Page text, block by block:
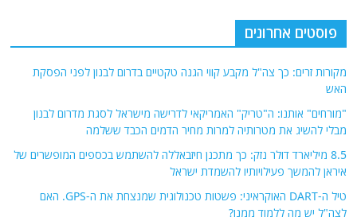
פוסטים אחרונים
מקורות זרים: כך צה"ל מקבע קווי הגנה טקטיים בדרום לבנון לפני הפסקת
האש
"מורחים" אותנו: ה"טריק" האמריקאי לדרישה מישראל לסגת מדרום לבנון
מבלי להשיג את מטרותיה למרות מחיר הדמים הכבד ששלמה
8.5 מיליארד דולר נזק: כך מתכנן חיזבאללה להשתמש בכספים המופשרים של
איראן להמשך פעילויותיו להשמדת ישראל
טיל ה-DART האוקראיני: פשטות טכנולוגית שמנצחת את ה-GPS. האם
לצה"ל יש מה ללמוד ממנו?